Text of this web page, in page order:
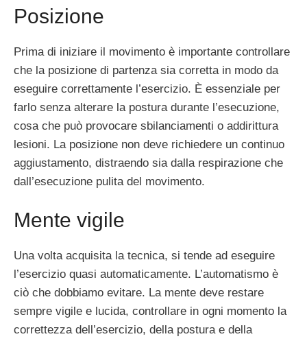
Posizione
Prima di iniziare il movimento è importante controllare
che la posizione di partenza sia corretta in modo da
eseguire correttamente l’esercizio. È essenziale per
farlo senza alterare la postura durante l’esecuzione,
cosa che può provocare sbilanciamenti o addirittura
lesioni. La posizione non deve richiedere un continuo
aggiustamento, distraendo sia dalla respirazione che
dall’esecuzione pulita del movimento.
Mente vigile
Una volta acquisita la tecnica, si tende ad eseguire
l’esercizio quasi automaticamente. L’automatismo è
ciò che dobbiamo evitare. La mente deve restare
sempre vigile e lucida, controllare in ogni momento la
correttezza dell’esercizio, della postura e della